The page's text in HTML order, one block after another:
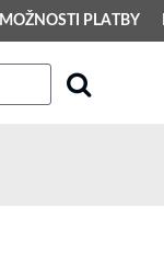
MOŽNOSTI PLATBY